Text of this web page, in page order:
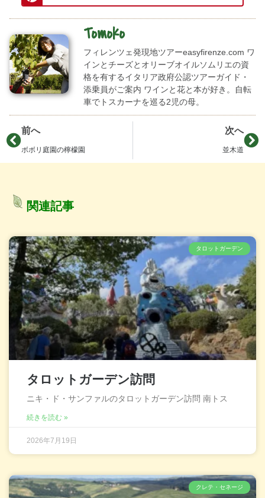
Tomoko
フィレンツェ発現地ツアーeasyfirenze.com ワ
インとチーズとオリーブオイルソムリエの資
格を有するイタリア政府公認ツアーガイド・
添乗員がご案内 ワインと花と本が好き。自転
車でトスカーナを巡る2児の母。
前へ
ボボリ庭園の檸檬園
次へ
並木道
関連記事
タロットガーデン
タロットガーデン訪問
ニキ・ド・サンファルのタロットガーデン訪問 南トス
続きを読む »
2026年7月19日
クレテ・セネージ